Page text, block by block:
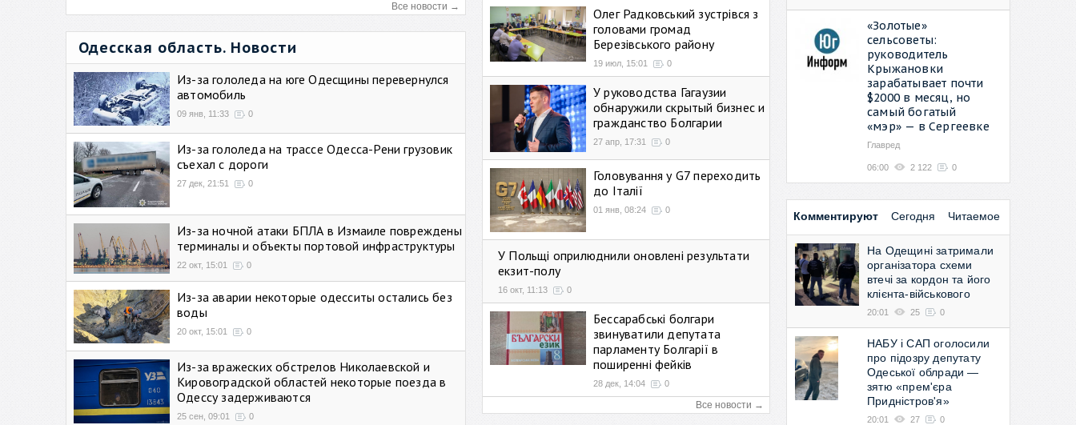
Все новости →
Одесская область. Новости
Из-за гололеда на юге Одесщины перевернулся
автомобиль
09 янв, 11:33 0
Из-за гололеда на трассе Одесса-Рени грузовик
съехал с дороги
27 дек, 21:51 0
Из-за ночной атаки БПЛА в Измаиле повреждены
терминалы и объекты портовой инфраструктуры
22 окт, 15:01 0
Из-за аварии некоторые одесситы остались без
воды
20 окт, 15:01 0
Из-за вражеских обстрелов Николаевской и
Кировоградской областей некоторые поезда в
Одессу задерживаются
25 сен, 09:01 0
Олег Радковський зустрівся з
головами громад
Березівського району
19 июл, 15:01 0
У руководства Гагаузии
обнаружили скрытый бизнес и
гражданство Болгарии
27 апр, 17:31 0
Головування у G7 переходить
до Італії
01 янв, 08:24 0
У Польщі оприлюднили оновлені результати
екзит-полу
16 окт, 11:13 0
Бессарабські болгари
звинуватили депутата
парламенту Болгарії в
поширенні фейків
28 дек, 14:04 0
Все новости →
«Золотые»
сельсоветы:
руководитель
Крыжановки
зарабатывает почти
$2000 в месяц, но
самый богатый
«мэр» — в Сергеевке
Главред
06:00 2 122 0
Комментируют Сегодня Читаемое
На Одещині затримали
організатора схеми
втечі за кордон та його
клієнта-військового
20:01 25 0
НАБУ і САП оголосили
про підозру депутату
Одеської облради —
зятю «прем'єра
Придністров'я»
20:01 27 0